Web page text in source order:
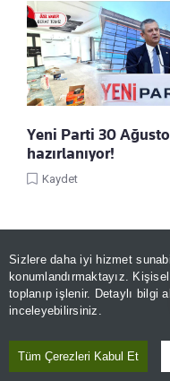
Sizlere daha iyi hizmet
konumlandırmaktayız.
toplanıp işlenir. Detaylı bilgi
inceleyebilirsiniz.
Tüm Çerezleri Kabul Et
Yeni Parti 30
hazırlanıyor!
Kaydet